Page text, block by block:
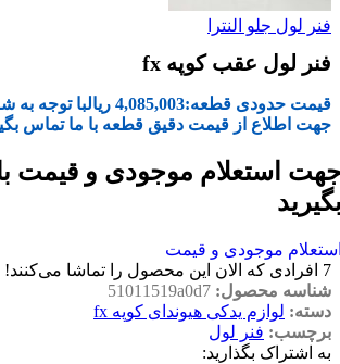
فنر لول جلو النترا
فنر لول عقب کوپه fx
قیمت حدودی قطعه:4,085,003 ریالبا توجه به
جهت اطلاع از قیمت دقیق قطعه با ما تماس
استعلام موجودی و قیمت
موجودی و قیمت
7 افرادی که الان این محصول را تماشا می‌کنند!
شناسه محصول: 51011519a0d7
دسته: لوازم یدکی هیوندای کوپه fx
برچسب: فنر لول
به اشتراک بگذارید: